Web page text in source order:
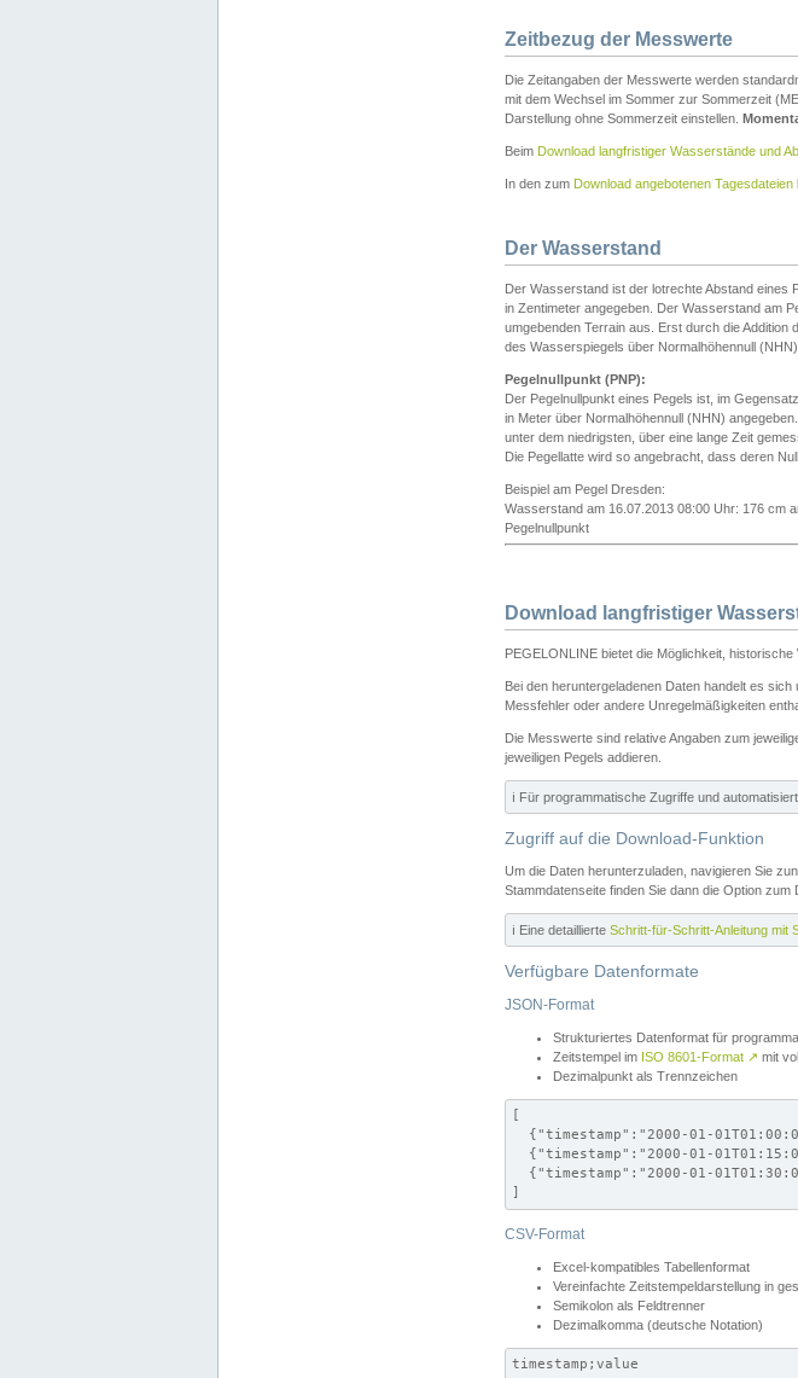
Zeitbezug der Messwerte
Die Zeitangaben der Messwerte werden
mit dem Wechsel im Sommer zur Sommerzeit
Darstellung ohne Sommerzeit einstellen.
Beim Download langfristiger Wasserstände und
In den zum Download angebotenen Tagesdateien
Der Wasserstand
Der Wasserstand ist der lotrechte Abstand eines
in Zentimeter angegeben. Der Wasserstand am
umgebenden Terrain aus. Erst durch die
des Wasserspiegels über Normalhöhennull (NHN).
Pegelnullpunkt (PNP):
Der Pegelnullpunkt eines Pegels ist, im
in Meter über Normalhöhennull (NHN)
unter dem niedrigsten, über eine lange Zeit
Die Pegellatte wird so angebracht, dass deren
Beispiel am Pegel Dresden:
Wasserstand am 16.07.2013 08:00 Uhr: 176 cm
Pegelnullpunkt
Download langfristiger
PEGELONLINE bietet die Möglichkeit,
Bei den heruntergeladenen Daten handelt es sich
Messfehler oder andere Unregelmäßigkeiten
Die Messwerte sind relative Angaben zum
jeweiligen Pegels addieren.
ℹ️ Für programmatische Zugriffe und
Zugriff auf die Download-Funktion
Um die Daten herunterzuladen, navigieren Sie
Stammdatenseite finden Sie dann die Option
ℹ️ Eine detaillierte Schritt-für-Schritt-Anleitung mit
Verfügbare Datenformate
JSON-Format
Strukturiertes Datenformat für
Zeitstempel im ISO 8601-Format ↗ mit
Dezimalpunkt als Trennzeichen
[
{"timestamp":"2000-01-
{"timestamp":"2000-01-
{"timestamp":"2000-01-
]
CSV-Format
Excel-kompatibles Tabellenformat
Vereinfachte Zeitstempeldarstellung in
Semikolon als Feldtrenner
Dezimalkomma (deutsche Notation)
timestamp;value